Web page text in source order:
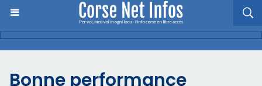
Bonne performance